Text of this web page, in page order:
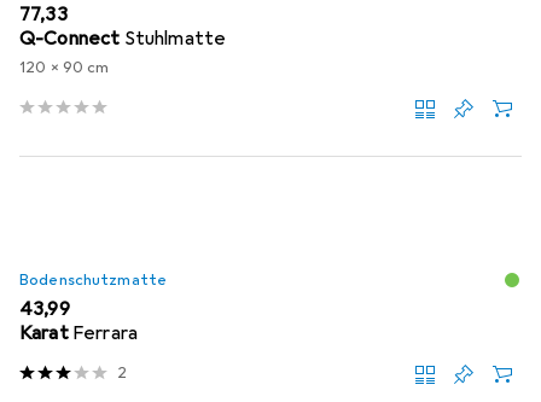
EUR
77,33
Q-Connect Stuhlmatte
120 x 90 cm
Bodenschutzmatte
EUR
43,99
Karat Ferrara
2